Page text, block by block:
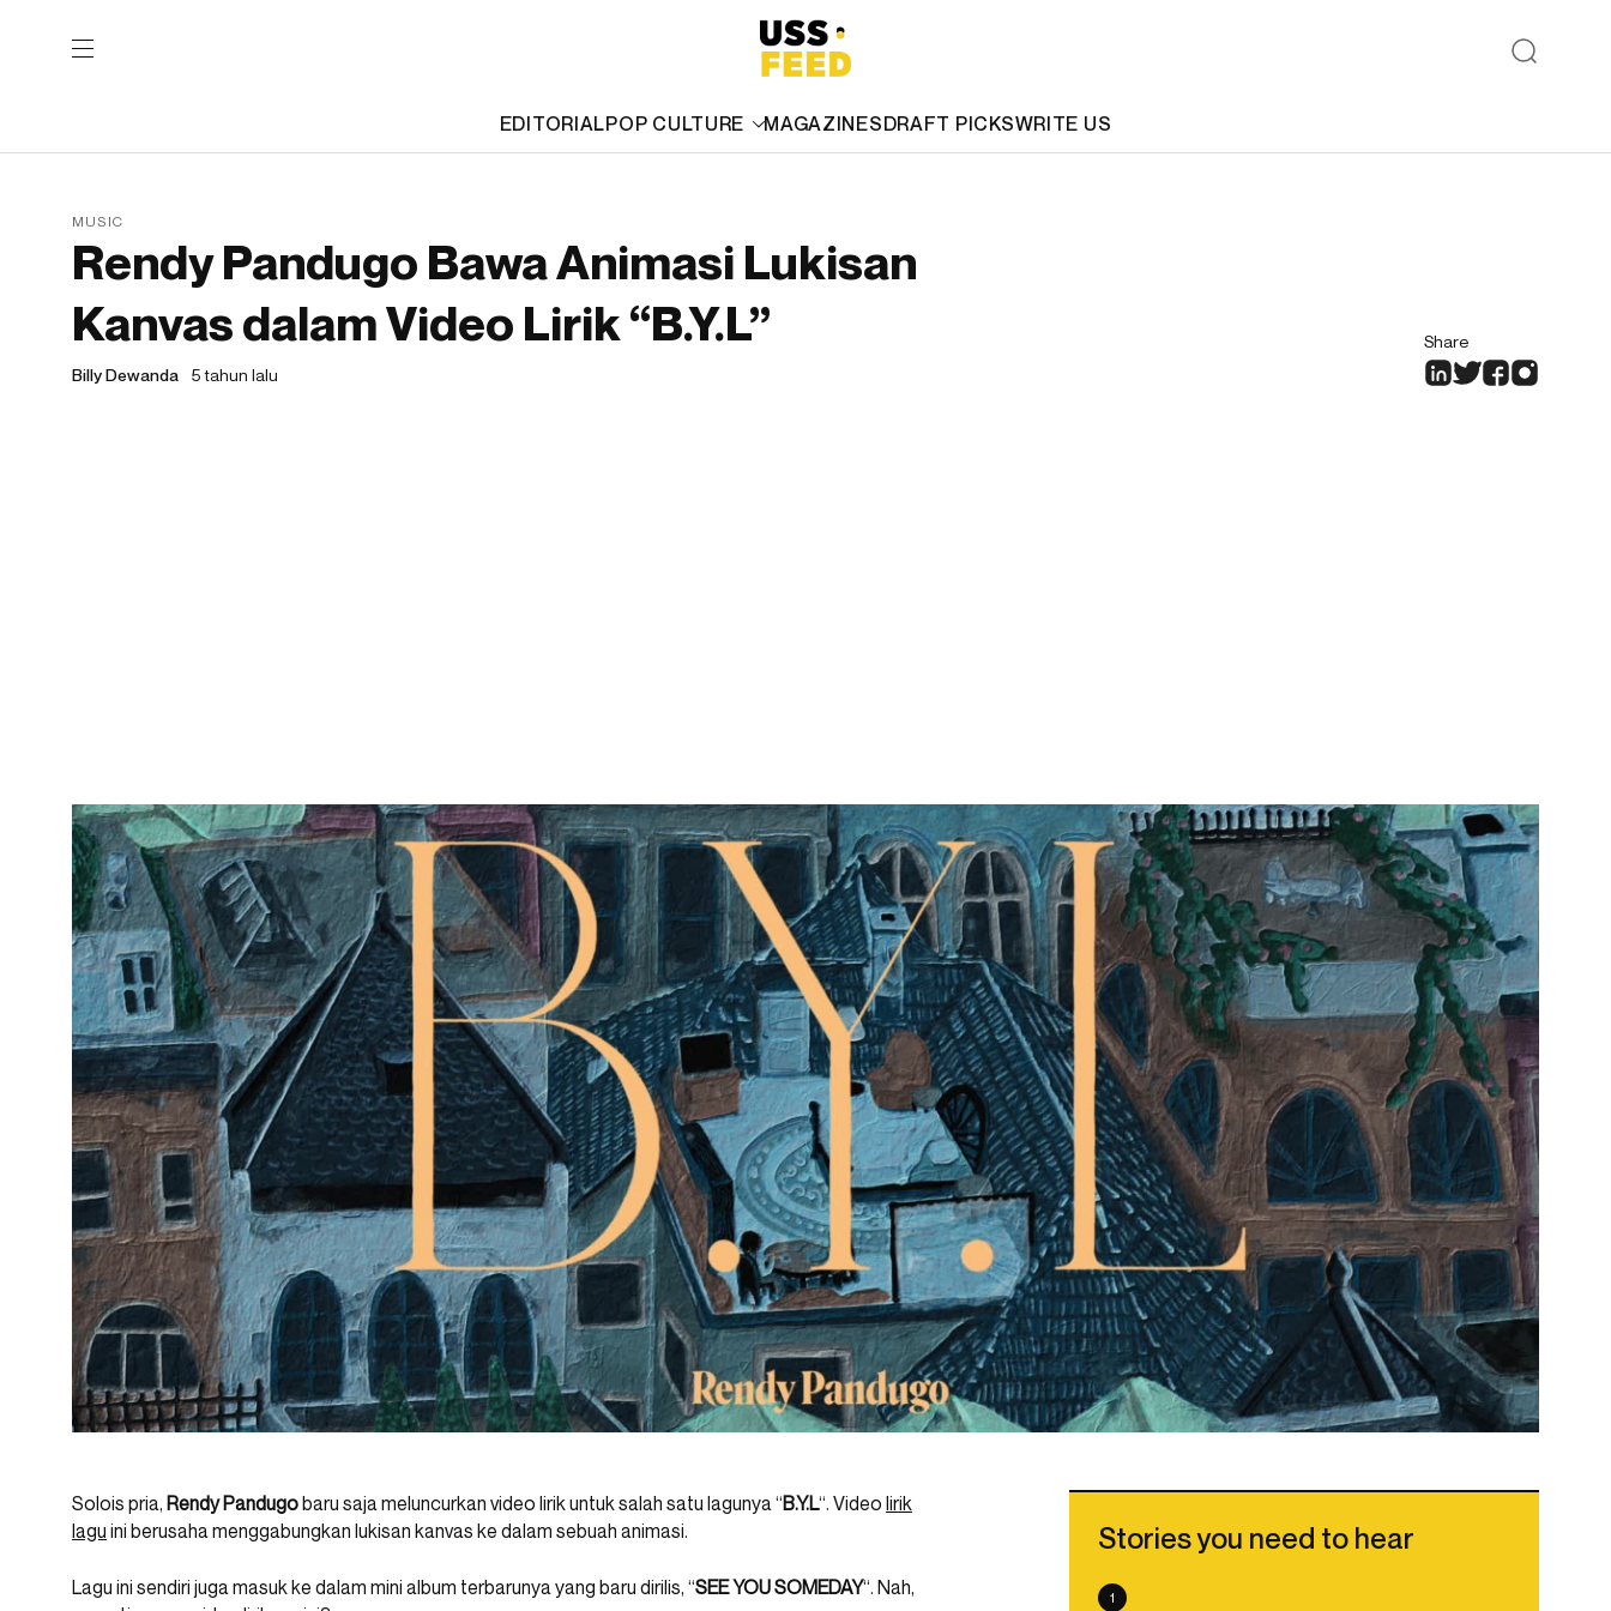
EDITORIALPOP CULTURE MAGAZINESDRAFT PICKSWRITE US
MUSIC
Rendy Pandugo Bawa Animasi Lukisan
Kanvas dalam Video Lirik “B.Y.L”
Billy Dewanda 5 tahun lalu
Share
Solois pria, Rendy Pandugobaru saja meluncurkan video lirik untuk salah satu lagunya “B.Y.L“. Video lirik
lagu ini berusaha menggabungkan lukisan kanvas ke dalam sebuah animasi.
Lagu ini sendiri juga masuk ke dalam mini album terbarunya yang baru dirilis, “SEE YOU SOMEDAY“. Nah,
Stories you need to hear
1